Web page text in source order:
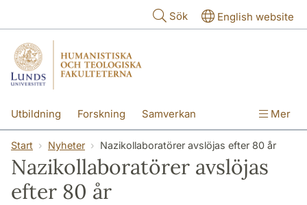
Sök English website
Utbildning Forskning Samverkan
Kontakt Om fakulteterna
Mer
Start Nyheter Nazikollaboratörer avslöjas efter 80 år
Nazikollaboratörer avslöjas
efter 80 år